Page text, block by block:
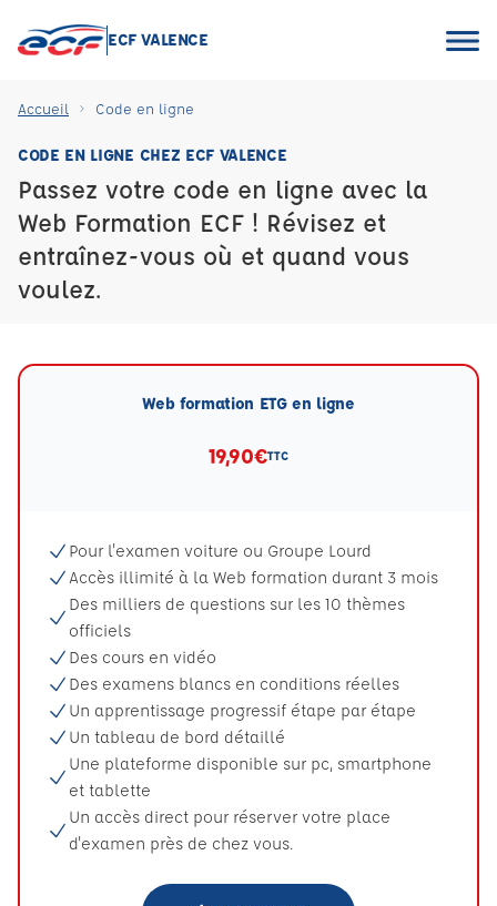
ECF VALENCE
Accueil Code en ligne
CODE EN LIGNE CHEZ ECF VALENCE
Passez votre code en ligne avec la
Web Formation ECF ! Révisez et
entraînez-vous où et quand vous
voulez.
Web formation ETG en ligne
19,90€TTC
Pour l'examen voiture ou Groupe Lourd
Accès illimité à la Web formation durant 3 mois
Des milliers de questions sur les 10 thèmes
officiels
Des cours en vidéo
Des examens blancs en conditions réelles
Un apprentissage progressif étape par étape
Un tableau de bord détaillé
Une plateforme disponible sur pc, smartphone
et tablette
Un accès direct pour réserver votre place
d'examen près de chez vous.